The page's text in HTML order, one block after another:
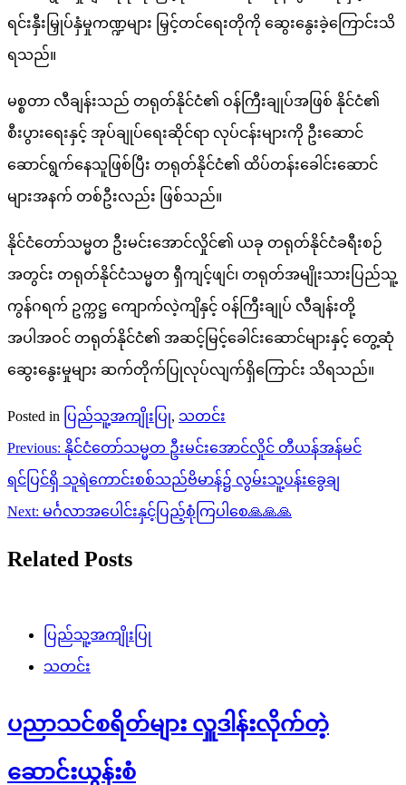
ရင်းနှီးမြှုပ်နှံမှုကဏ္ဍများ မြှင့်တင်ရေးတိုကို ဆွေးနွေးခဲ့ကြောင်းသိ
ရသည်။
မစ္စတာ လီချန်းသည် တရုတ်နိုင်ငံ၏ ဝန်ကြီးချုပ်အဖြစ် နိုင်ငံ၏
စီးပွားရေးနှင့် အုပ်ချုပ်ရေးဆိုင်ရာ လုပ်ငန်းများကို ဦးဆောင်
ဆောင်ရွက်နေသူဖြစ်ပြီး တရုတ်နိုင်ငံ၏ ထိပ်တန်းခေါင်းဆောင်
များအနက် တစ်ဦးလည်း ဖြစ်သည်။
နိုင်ငံတော်သမ္မတ ဦးမင်းအောင်လှိုင်၏ ယခု တရုတ်နိုင်ငံခရီးစဉ်
အတွင်း တရုတ်နိုင်ငံသမ္မတ ရှီကျင့်ဖျင်၊ တရုတ်အမျိုးသားပြည်သူ့
ကွန်ဂရက် ဥက္ကဋ္ဌ ကျောက်လဲ့ကျိနှင့် ဝန်ကြီးချုပ် လီချန်းတို့
အပါအဝင် တရုတ်နိုင်ငံ၏ အဆင့်မြင့်ခေါင်းဆောင်များနှင့် တွေ့ဆုံ
ဆွေးနွေးမှုများ ဆက်တိုက်ပြုလုပ်လျက်ရှိကြောင်း သိရသည်။
Posted in ပြည်သူ့အကျိုးပြု, သတင်း
Post
navigation
Previous: နိုင်ငံတော်သမ္မတ ဦးမင်းအောင်လှိုင် တီယန်အန်မင်
ရင်ပြင်ရှိ သူရဲကောင်းစစ်သည်ဗိမာန်၌ လွမ်းသူ့ပန်းခွေချ
Next: မင်္ဂလာအပေါင်းနှင့်ပြည့်စုံကြပါစေ🙏🙏🙏
Related Posts
ပြည်သူ့အကျိုးပြု
သတင်း
ပညာသင်စရိတ်များ လှူဒါန်းလိုက်တဲ့
ဆောင်းယွန်းစံ